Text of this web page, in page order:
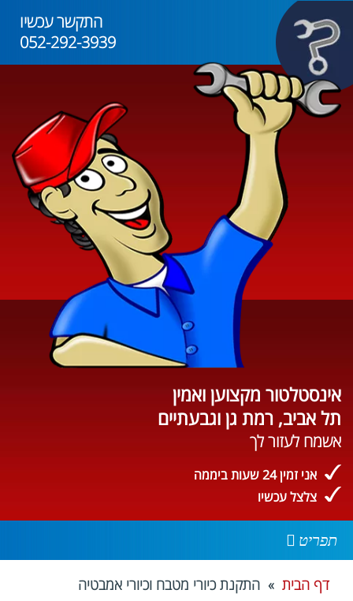
התקשר עכשיו
052-292-3939
אינסטלטור מקצוען ואמין
תל אביב, רמת גן וגבעתיים
אשמח לעזור לך
אני זמין 24 שעות ביממה
צלצל עכשיו
תפריט
דף הבית » התקנת כיורי מטבח וכיורי אמבטיה